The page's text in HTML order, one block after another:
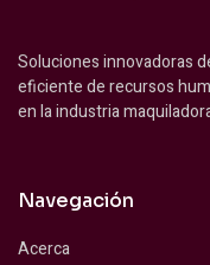
Soluciones innovadoras
eficiente de recursos
en la industria
Navegación
Acerca